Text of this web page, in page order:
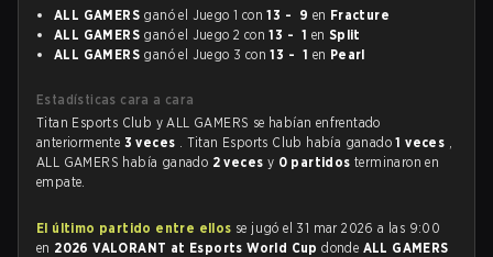
ALL GAMERS ganó el Juego 1 con13 - 9 en Fracture
ALL GAMERS ganó el Juego 2 con13 - 1 en Split
ALL GAMERS ganó el Juego 3 con13 - 1 en Pearl
Estadísticas cara a cara
Titan Esports Club y ALL GAMERS se habían enfrentado
anteriormente 3 veces . Titan Esports Club había ganado1 veces ,
ALL GAMERS había ganado 2 veces y 0 partidosterminaron en
empate.
El último partido entre ellos se jugó el 31 mar 2026 a las 9:00
en 2026 VALORANT at Esports World Cupdonde ALL GAMERS